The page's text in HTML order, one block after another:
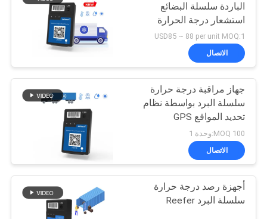
الباردة سلسلة البضائع
استشعار درجة الحرارة
والرطوبة GPS المقتفي
USD85 ~ 88 per unit MOQ:1
الاتصال
جهاز مراقبة درجة حرارة
سلسلة البرد بواسطة نظام
تحديد المواقع GPS
100 MOQ:وحدة 1
الاتصال
أجهزة رصد درجة حرارة
سلسلة البرد Reefer